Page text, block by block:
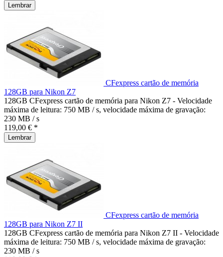
Lembrar
CFexpress cartão de memória
128GB para Nikon Z7
128GB CFexpress cartão de memória para Nikon Z7 - Velocidade
máxima de leitura: 750 MB / s, velocidade máxima de gravação:
230 MB / s
119,00 € *
Lembrar
CFexpress cartão de memória
128GB para Nikon Z7 II
128GB CFexpress cartão de memória para Nikon Z7 II - Velocidade
máxima de leitura: 750 MB / s, velocidade máxima de gravação:
230 MB / s